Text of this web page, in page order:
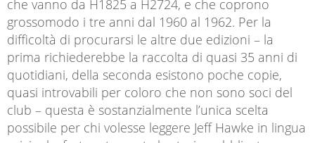
che vanno da H1825 a H2724, e che coprono
grossomodo i tre anni dal 1960 al 1962. Per la
difficoltà di procurarsi le altre due edizioni – la
prima richiederebbe la raccolta di quasi 35 anni di
quotidiani, della seconda esistono poche copie,
quasi introvabili per coloro che non sono soci del
club – questa è sostanzialmente l’unica scelta
possibile per chi volesse leggere Jeff Hawke in lingua